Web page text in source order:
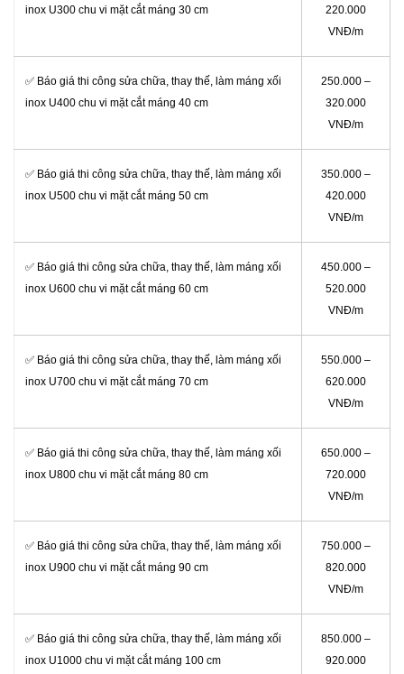
inox U300 chu vi mặt cắt máng 30 cm
220.000
VNĐ/m
✅ Báo giá thi công sửa chữa, thay thế, làm máng xối
inox U400 chu vi mặt cắt máng 40 cm
250.000 –
320.000
VNĐ/m
✅ Báo giá thi công sửa chữa, thay thế, làm máng xối
inox U500 chu vi mặt cắt máng 50 cm
350.000 –
420.000
VNĐ/m
✅ Báo giá thi công sửa chữa, thay thế, làm máng xối
inox U600 chu vi mặt cắt máng 60 cm
450.000 –
520.000
VNĐ/m
✅ Báo giá thi công sửa chữa, thay thế, làm máng xối
inox U700 chu vi mặt cắt máng 70 cm
550.000 –
620.000
VNĐ/m
✅ Báo giá thi công sửa chữa, thay thế, làm máng xối
inox U800 chu vi mặt cắt máng 80 cm
650.000 –
720.000
VNĐ/m
✅ Báo giá thi công sửa chữa, thay thế, làm máng xối
inox U900 chu vi mặt cắt máng 90 cm
750.000 –
820.000
VNĐ/m
✅ Báo giá thi công sửa chữa, thay thế, làm máng xối
inox U1000 chu vi mặt cắt máng 100 cm
850.000 –
920.000